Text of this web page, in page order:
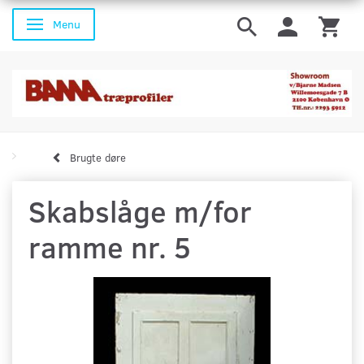
Skifte navigation
Menu
Brugte døre
Skabslåge m/for
ramme nr. 5